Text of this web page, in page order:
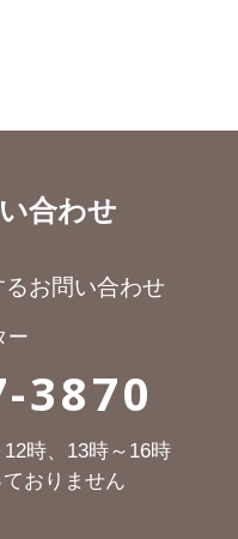
合わせ
お問い合わせ
ー
3870
時、13時～16時
おりません